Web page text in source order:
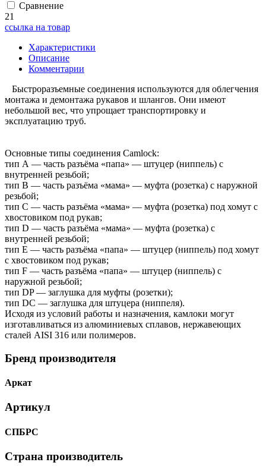
Сравнение
21
ссылка на товар
Характеристики
Описание
Комментарии
Быстроразъемные соединения используются для облегчения
монтажа и демонтажа рукавов и шлангов. Они имеют
небольшой вес, что упрощает транспортировку и
эксплуатацию труб.
Основные типы соединения Camlock:
тип А — часть разъёма «папа» — штуцер (ниппель) с
внутренней резьбой;
тип B — часть разъёма «мама» — муфта (розетка) с наружной
резьбой;
тип С — часть разъёма «мама» — муфта (розетка) под хомут с
хвостовиком под рукав;
тип D — часть разъёма «мама» — муфта (розетка) с
внутренней резьбой;
тип Е — часть разъёма «папа» — штуцер (ниппель) под хомут
с хвостовиком под рукав;
тип F — часть разъёма «папа» — штуцер (ниппель) с
наружной резьбой;
тип DP — заглушка для муфты (розетки);
тип DC — заглушка для штуцера (ниппеля).
Исходя из условий работы и назначения, камлоки могут
изготавливаться из алюминиевых сплавов, нержавеющих
сталей AISI 316 или полимеров.
Бренд производителя
Аркат
Артикул
СПБРС
Страна производитель